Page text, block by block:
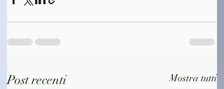
Post recenti Mostra tutti